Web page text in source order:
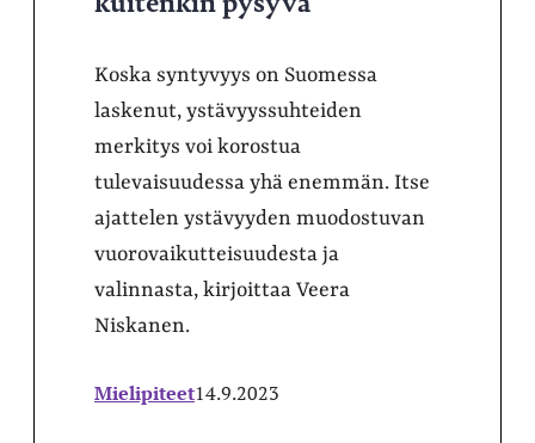
Koska syntyvyys on Suomessa
laskenut, ystävyyssuhteiden
merkitys voi korostua
tulevaisuudessa yhä enemmän. Itse
ajattelen ystävyyden muodostuvan
vuorovaikutteisuudesta ja
valinnasta, kirjoittaa Veera
Niskanen.
Mielipiteet14.9.2023